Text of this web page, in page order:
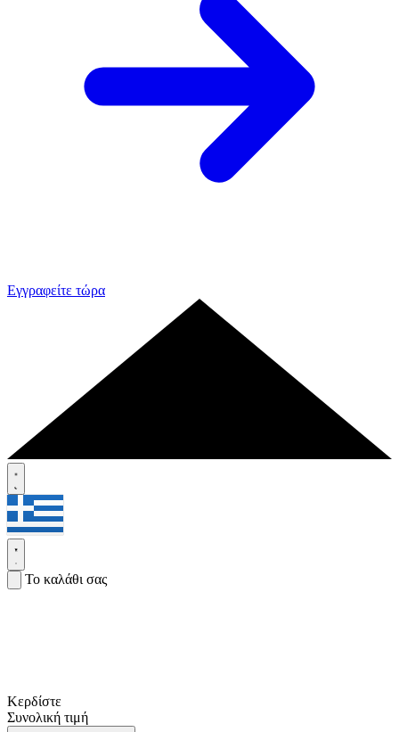
Εγγραφείτε τώρα
Το καλάθι σας
Κερδίστε
Συνολική τιμή